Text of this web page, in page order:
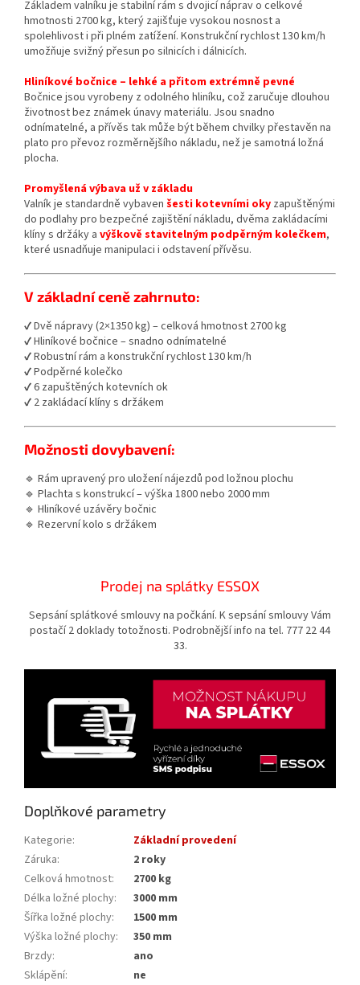
Základem valníku je stabilní rám s dvojicí náprav o celkové
hmotnosti 2700 kg, který zajišťuje vysokou nosnost a
spolehlivost i při plném zatížení. Konstrukční rychlost 130 km/h
umožňuje svižný přesun po silnicích i dálnicích.
Hliníkové bočnice – lehké a přitom extrémně pevné
Bočnice jsou vyrobeny z odolného hliníku, což zaručuje dlouhou
životnost bez známek únavy materiálu. Jsou snadno
odnímatelné, a přívěs tak může být během chvilky přestavěn na
plato pro převoz rozměrnějšího nákladu, než je samotná ložná
plocha.
Promyšlená výbava už v základu
Valník je standardně vybaven šesti kotevními oky zapuštěnými
do podlahy pro bezpečné zajištění nákladu, dvěma zakládacími
klíny s držáky a výškově stavitelným podpěrným kolečkem,
které usnadňuje manipulaci i odstavení přívěsu.
V základní ceně zahrnuto:
✔ Dvě nápravy (2×1350 kg) – celková hmotnost 2700 kg
✔ Hliníkové bočnice – snadno odnímatelné
✔ Robustní rám a konstrukční rychlost 130 km/h
✔ Podpěrné kolečko
✔ 6 zapuštěných kotevních ok
✔ 2 zakládací klíny s držákem
Možnosti dovybavení:
🔹 Rám upravený pro uložení nájezdů pod ložnou plochu
🔹 Plachta s konstrukcí – výška 1800 nebo 2000 mm
🔹 Hliníkové uzávěry bočnic
🔹 Rezervní kolo s držákem
Prodej na splátky ESSOX
Sepsání splátkové smlouvy na počkání. K sepsání smlouvy Vám
postačí 2 doklady totožnosti. Podrobnější info na tel. 777 22 44
33.
Doplňkové parametry
Kategorie:
Základní provedení
Záruka:
2 roky
Celková hmotnost:
2700 kg
Délka ložné plochy:
3000 mm
Šířka ložné plochy:
1500 mm
Výška ložné plochy:
350 mm
Brzdy:
ano
Sklápění:
ne